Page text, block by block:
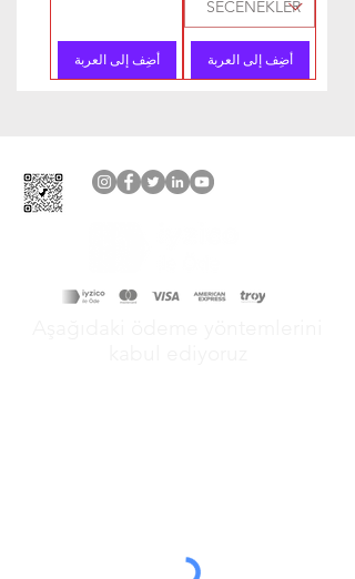
أضِف إلى العربة أضِف إلى العربة